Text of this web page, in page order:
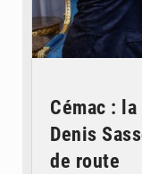
Cémac :
Denis
de route